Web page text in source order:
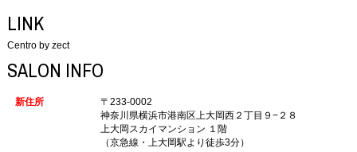
LINK
Centro by zect
SALON INFO
新住所
〒233-0002
神奈川県横浜市港南区上大岡西２丁目９−２８
上大岡スカイマンション １階
（京急線・上大岡駅より徒歩3分）